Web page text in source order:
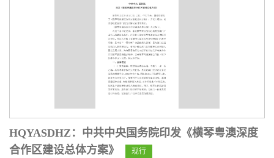
HQYASDHZ：中共中央国务院印发《横琴粤澳深度
合作区建设总体方案》
现行